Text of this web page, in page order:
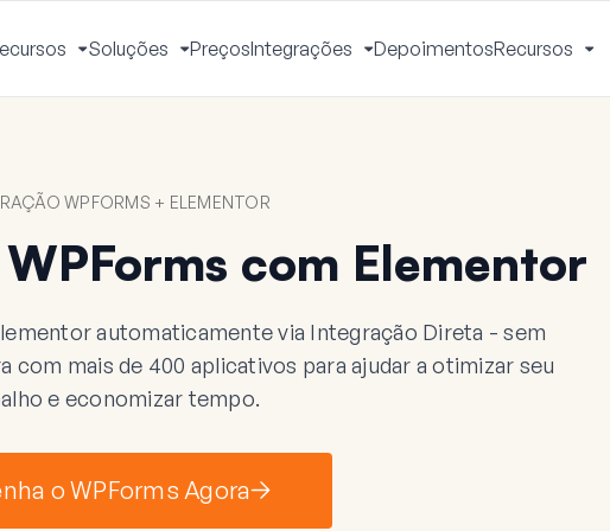
Alternar
Menu
Soluções
Alternar
Menu
PreçosIntegrações
Alternar
Menu
DepoimentosRecursos
WPFORMS + ELEMENTOR
com Elementor
automaticamente via Integração Direta - sem
com mais de 400 aplicativos para ajudar a otimizar seu
e economizar tempo.
o WPForms Agora